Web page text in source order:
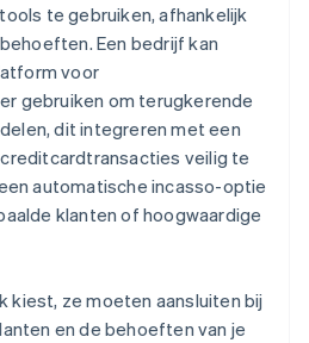
te gebruiken, afhankelijk
Een bedrijf kan
voor
gebruiken om terugkerende
dit integreren met een
veilig te
automatische incasso-optie
klanten of hoogwaardige
kiest, ze moeten aansluiten bij
en de behoeften van je